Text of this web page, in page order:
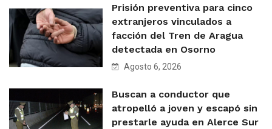
Prisión preventiva para cinco
extranjeros vinculados a
facción del Tren de Aragua
detectada en Osorno
Agosto 6, 2026
Buscan a conductor que
atropelló a joven y escapó sin
prestarle ayuda en Alerce Sur